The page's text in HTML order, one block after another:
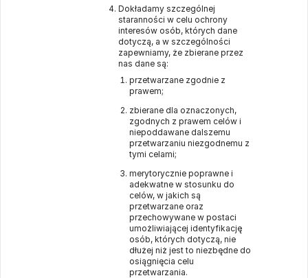
Dokładamy szczególnej
staranności w celu ochrony
interesów osób, których dane
dotyczą, a w szczególności
zapewniamy, że zbierane przez
nas dane są:
przetwarzane zgodnie z
prawem;
zbierane dla oznaczonych,
zgodnych z prawem celów i
niepoddawane dalszemu
przetwarzaniu niezgodnemu z
tymi celami;
merytorycznie poprawne i
adekwatne w stosunku do
celów, w jakich są
przetwarzane oraz
przechowywane w postaci
umożliwiającej identyfikację
osób, których dotyczą, nie
dłużej niż jest to niezbędne do
osiągnięcia celu
przetwarzania.